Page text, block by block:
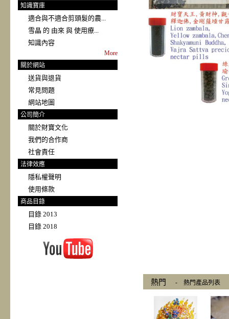
知識寶庫
適合與不適合剪頭髮的農...
雪晶 的 由來 與 使用療...
知識內容
More
關於網站
送貨與退貨
常見問題
網站地圖
公司簡介
關於財寶文化
我們的合作商
社會責任
法律效應
隱私權聲明
使用條款
商品目錄
目錄 2013
目錄 2018
熱門 - 熱門產品列表